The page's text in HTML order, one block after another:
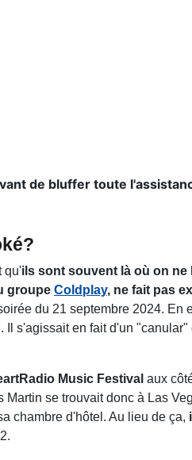
de bluffer toute
qu'ils sont souvent là où on
groupe Coldplay, ne fait pas
du 21 septembre 2024. En
Il s'agissait en fait d'un
Music Festival aux
Martin se trouvait donc à Las
chambre d'hôtel. Au lieu de ça,